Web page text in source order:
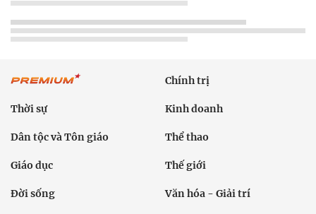
Chính trị
Thời sự Kinh doanh
Dân tộc và Tôn giáo Thể thao
Giáo dục Thế giới
Đời sống Văn hóa - Giải trí